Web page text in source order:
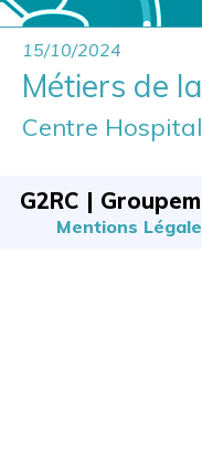
15/10/2024
Métiers de
Centre
G2RC |
Mentions